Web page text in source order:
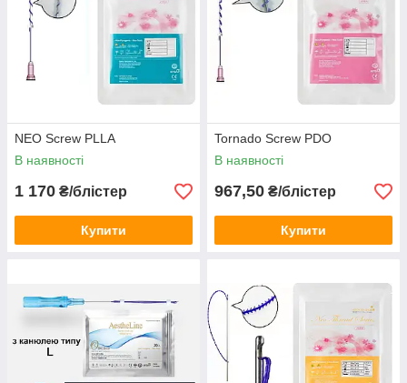
NEO Screw PLLA
В наявності
1 170 ₴/блістер
Купити
Tornado Screw PDO
В наявності
967,50 ₴/блістер
Купити